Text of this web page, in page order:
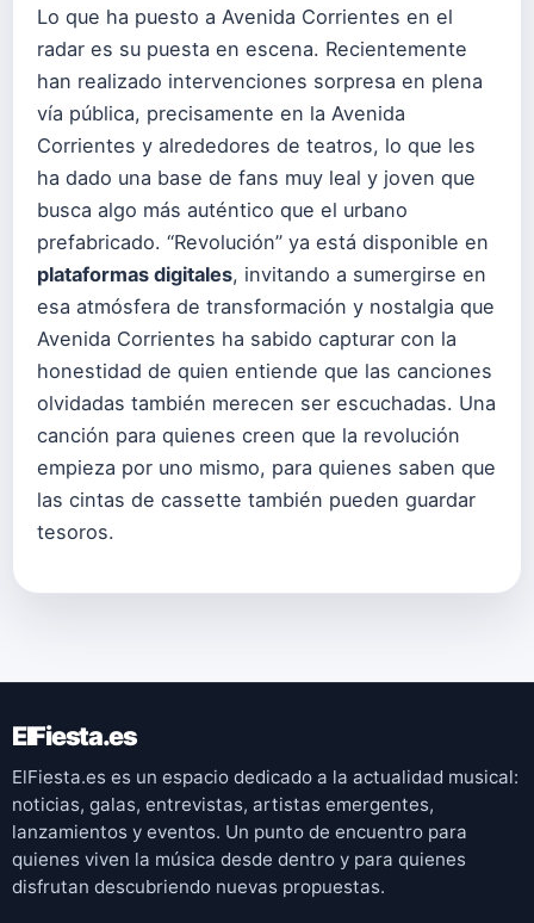
Lo que ha puesto a Avenida Corrientes en el
radar es su puesta en escena. Recientemente
han realizado intervenciones sorpresa en plena
vía pública, precisamente en la Avenida
Corrientes y alrededores de teatros, lo que les
ha dado una base de fans muy leal y joven que
busca algo más auténtico que el urbano
prefabricado. “Revolución” ya está disponible en
plataformas digitales, invitando a sumergirse en
esa atmósfera de transformación y nostalgia que
Avenida Corrientes ha sabido capturar con la
honestidad de quien entiende que las canciones
olvidadas también merecen ser escuchadas. Una
canción para quienes creen que la revolución
empieza por uno mismo, para quienes saben que
las cintas de cassette también pueden guardar
tesoros.
ElFiesta.es
ElFiesta.es es un espacio dedicado a la actualidad musical:
noticias, galas, entrevistas, artistas emergentes,
lanzamientos y eventos. Un punto de encuentro para
quienes viven la música desde dentro y para quienes
disfrutan descubriendo nuevas propuestas.